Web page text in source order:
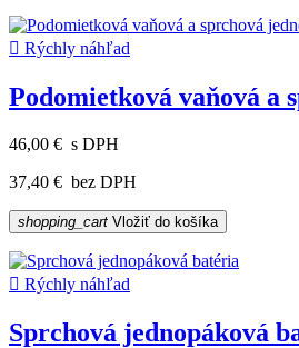
 Rýchly náhľad
Podomietková vaňová a
46,00 € s DPH
37,40 € bez DPH
shopping_cart Vložiť do košíka
 Rýchly náhľad
Sprchová jednopáková